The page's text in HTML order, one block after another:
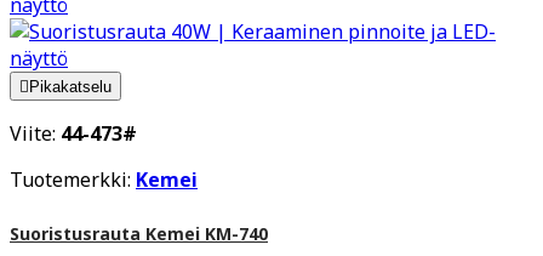
 Pikakatselu
Viite: 44-473#
Tuotemerkki: Kemei
Suoristusrauta Kemei KM-740